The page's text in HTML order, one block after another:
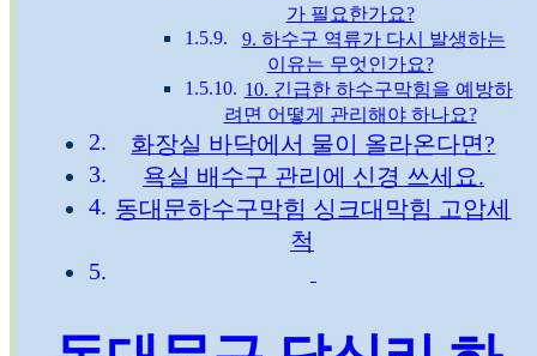
가 필요한가요?
9. 하수구 역류가 다시 발생하는
이유는 무엇인가요?
10. 긴급한 하수구막힘을 예방하
려면 어떻게 관리해야 하나요?
화장실 바닥에서 물이 올라온다면?
욕실 배수구 관리에 신경 쓰세요.
동대문하수구막힘 싱크대막힘 고압세
척